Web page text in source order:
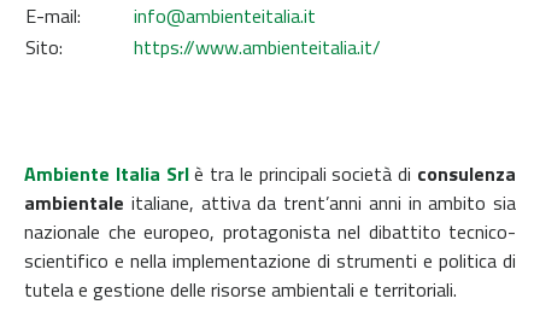
E-mail:
info@ambienteitalia.it
Sito:
https://www.ambienteitalia.it/
Ambiente Italia Srlè tra le principali società di consulenza
ambientale italiane, attiva da trent’anni anni in ambito sia
nazionale che europeo, protagonista nel dibattito tecnico-
scientifico e nella implementazione di strumenti e politica di
tutela e gestione delle risorse ambientali e territoriali.